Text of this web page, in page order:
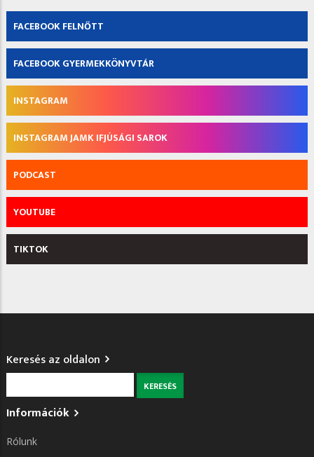
FACEBOOK FELNŐTT
FACEBOOK GYERMEKKÖNYVTÁR
INSTAGRAM
INSTAGRAM JAMK IFJÚSÁGI SAROK
PODCAST
YOUTUBE
TIKTOK
Keresés az oldalon
Információk
Rólunk